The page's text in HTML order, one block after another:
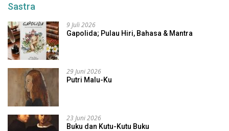
Sastra
9 Juli 2026
Gapolida; Pulau Hiri, Bahasa & Mantra
29 Juni 2026
Putri Malu-Ku
23 Juni 2026
Buku dan Kutu-Kutu Buku